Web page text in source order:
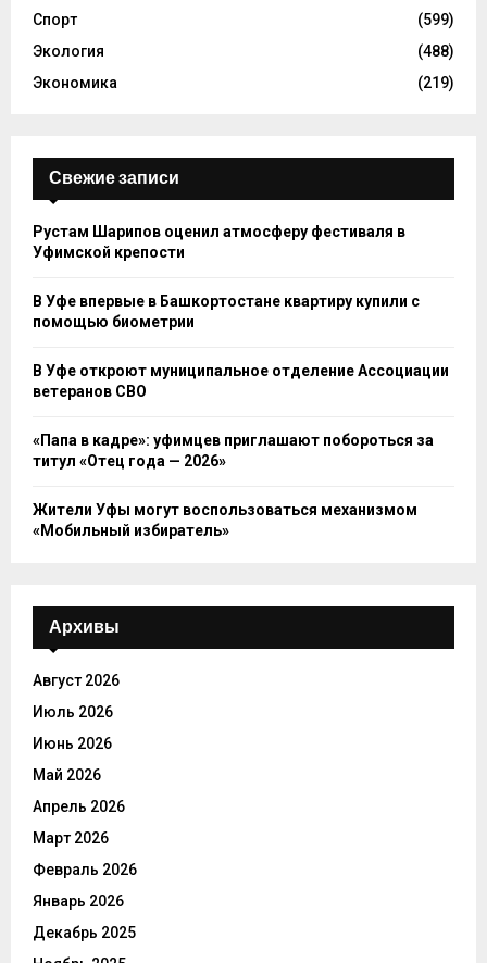
Спорт
(599)
Экология
(488)
Экономика
(219)
Свежие записи
Рустам Шарипов оценил атмосферу фестиваля в
Уфимской крепости
В Уфе впервые в Башкортостане квартиру купили с
помощью биометрии
В Уфе откроют муниципальное отделение Ассоциации
ветеранов СВО
«Папа в кадре»: уфимцев приглашают побороться за
титул «Отец года — 2026»
Жители Уфы могут воспользоваться механизмом
«Мобильный избиратель»
Архивы
Август 2026
Июль 2026
Июнь 2026
Май 2026
Апрель 2026
Март 2026
Февраль 2026
Январь 2026
Декабрь 2025